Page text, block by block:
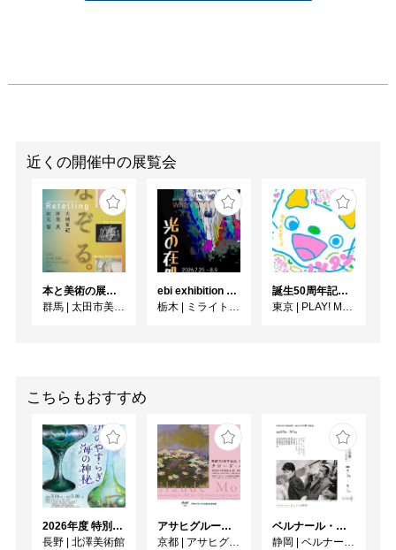
近くの開催中の展覧会
本と美術の展覧会vol.6 なぞる。
群馬
太田市美術館・図書館
ebi exhibition "光の在処"
栃木
ミライト一条ギャラリースペース
誕生50周年記念 ノンタン ずっとともだち !!!
東京
PLAY! MUSEUM
こちらもおすすめ
2026年度 特別展「ガレとドーム、アール･ヌーヴォーのガラス 水辺のやすらぎ、海の神秘」
長野
北澤美術館
アサヒグループ大山崎山荘美術館 開館30周年記念展「没後100年 クロード・モネ」
京都
アサヒグループ大山崎山荘美術館
ベルナール・ビュフェと写真 ーカメラがとらえたビュフェとその時代、そして21 世紀へ
静岡
ベルナール・ビュフェ美術館